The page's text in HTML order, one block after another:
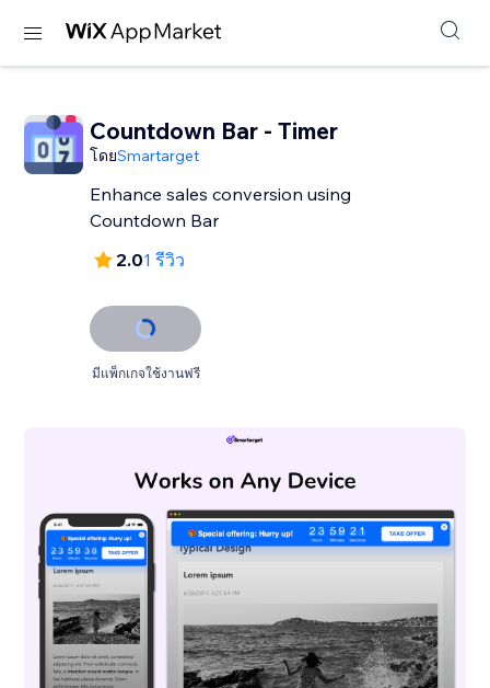
Countdown Bar - Timer
โดยSmartarget
Enhance sales conversion using
Countdown Bar
2.01 รีวิว
มีแพ็กเกจใช้งานฟรี